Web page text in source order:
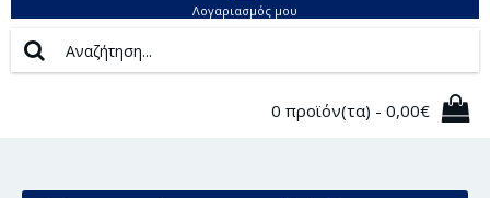
Λογαριασμός μου
0 προϊόν(τα) - 0,00€